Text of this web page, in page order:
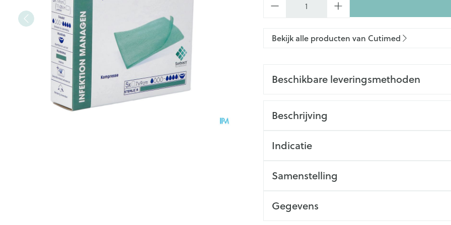
Bekijk alle producten van Cutimed
Beschikbare leveringsmethoden
Beschrijving
Indicatie
Samenstelling
Gegevens